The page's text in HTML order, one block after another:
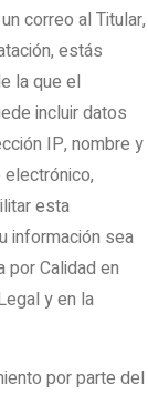
correo al Titular,
estás
la que el
incluir datos
IP, nombre y
esta
información sea
por Calidad en
y en la
por parte del